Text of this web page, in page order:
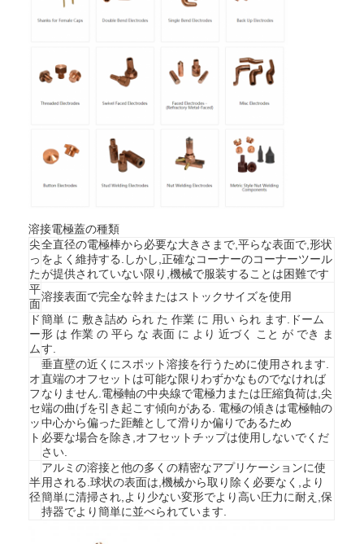
ホーム
製品
溶接電極蓋の種類
尖
っ
た
全直径の電極棒から必要な大きさまで,平らな表面で,形状
をよく維持する.しかし,正確なコーナーのコーナーツール
が提供されていない限り,機械で服装することは困難です
平
面
溶接表面で完全な幹またはストックサイズを使用
ド
ー
ム
簡単 に 敷き詰め られ た 作業 に 用い られ ます.ドーム
形 は 作業 の 平ら な 表面 に より 近づく こと が でき ま
す.
オ
フ
セ
ッ
ト
垂直壁の近くにスポット溶接を行うために使用されます.
直端のオフセットは可能な限りわずかなものでなければ
なりません.電極軸の中央線で電極力または圧縮負荷は,尖
端の曲げを引き起こす傾向がある. 電極の傾きは電極軸の
中心から偏った距離として滑りか偏りであるため
必要な場合を除き,オフセットチップは使用しないでくだ
さい.
半
径
アルミの溶接と他の多くの精密なアプリケーションに使
用される.球状の表面は,機械から取り除く必要なく,より
簡単に清掃され,より少ない変形でより高い圧力に耐え,保
持器でより簡単に並べられています.